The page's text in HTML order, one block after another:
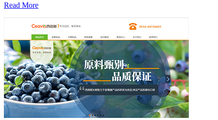
Read More